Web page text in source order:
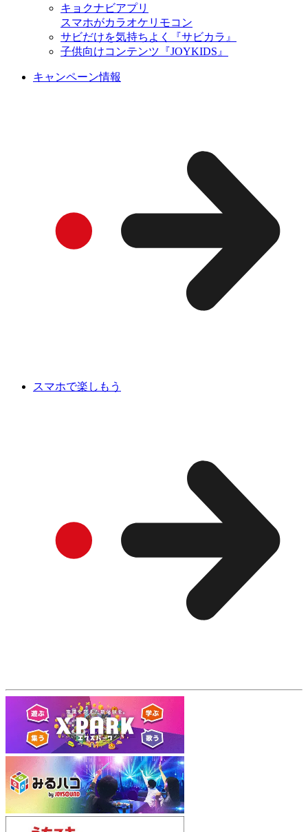
キョクナビアプリ
スマホがカラオケリモコン
サビだけを気持ちよく『サビカラ』
子供向けコンテンツ『JOYKIDS』
キャンペーン情報
スマホで楽しもう